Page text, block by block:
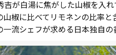
吉が白湯に焦がした山椒を入
山椒に比べてリモネンの比率
流シェフが求める日本独自の